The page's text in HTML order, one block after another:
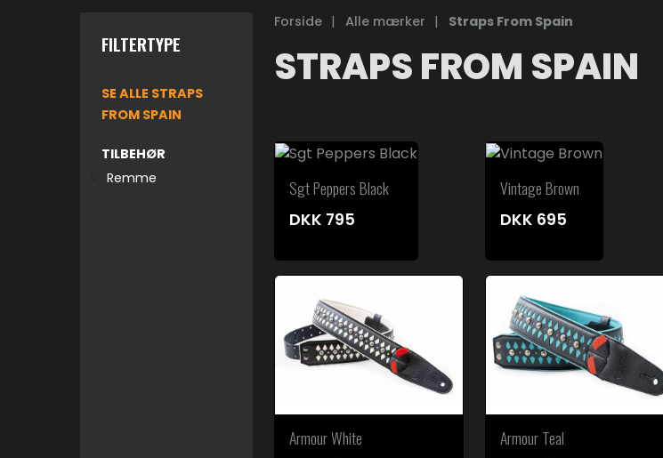
FILTERTYPE
SE ALLE STRAPS
FROM SPAIN
TILBEHØR
Remme
Forside | Alle mærker | Straps From Spain
STRAPS FROM SPAIN
Sgt Peppers Black
DKK 795
Vintage Brown
DKK 695
Armour White Armour Teal